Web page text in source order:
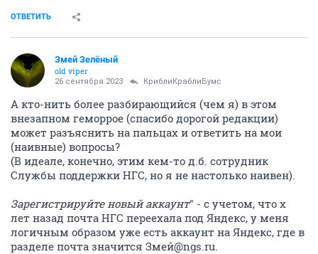
ОТВЕТИТЬ
Змей Зелёный
old viper
26 сентября 2023 КриблиКраблиБумс
А кто-нить более разбирающийся (чем я) в этом
внезапном геморрое (спасибо дорогой редакции)
может разъяснить на пальцах и ответить на мои
(наивные) вопросы?
(В идеале, конечно, этим кем-то д.б. сотрудник
Службы поддержки НГС, но я не настолько наивен).
Зарегистрируйте новый аккаунт" - с учетом, что х
лет назад почта НГС переехала под Яндекс, у меня
логичным образом уже есть аккаунт на Яндекс, где в
разделе почта значится Змей@ngs.ru.